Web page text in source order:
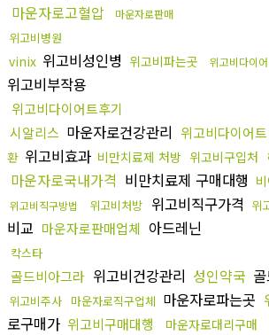
마운자로고혈압
마운자로판매
위고비병원
vinix 위고비성인병 위고비파는곳 위고비다이
위고비부작용
위고비다이어트후기
시알리스 마운자로건강관리 위고비다이어트
환 위고비효과 비만치료제 처방 위고비구입처
마운자로국내가격 비만치료제 구매대행
위고비직구방법 위고비처방 위고비직구가격 위
비교 마운자로판매업체 아드레닌
칵스타
골드비아그라 위고비건강관리 성인약국
위고비주사 마운자로직구업체 마운자로파는곳
로구매가 위고비구매대행 마운자로대리구매